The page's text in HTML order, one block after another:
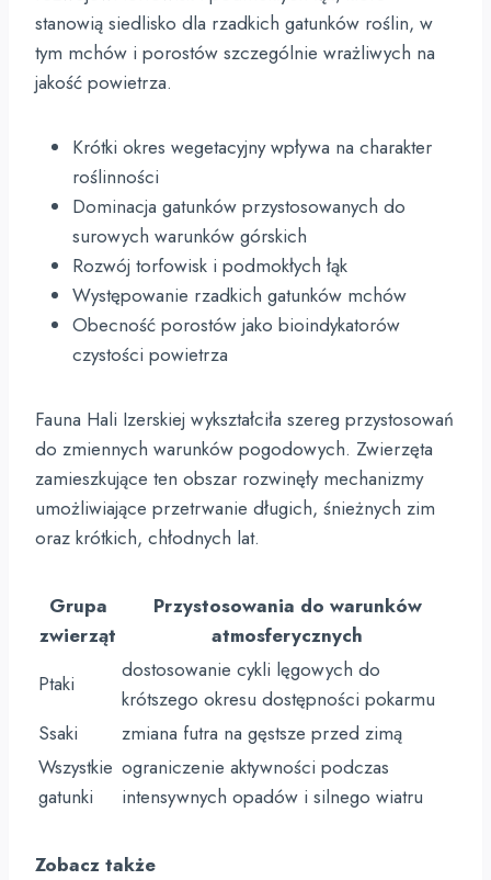
stanowią siedlisko dla rzadkich gatunków roślin, w
tym mchów i porostów szczególnie wrażliwych na
jakość powietrza.
Krótki okres wegetacyjny wpływa na charakter
roślinności
Dominacja gatunków przystosowanych do
surowych warunków górskich
Rozwój torfowisk i podmokłych łąk
Występowanie rzadkich gatunków mchów
Obecność porostów jako bioindykatorów
czystości powietrza
Fauna Hali Izerskiej wykształciła szereg przystosowań
do zmiennych warunków pogodowych. Zwierzęta
zamieszkujące ten obszar rozwinęły mechanizmy
umożliwiające przetrwanie długich, śnieżnych zim
oraz krótkich, chłodnych lat.
Grupa
zwierząt
Przystosowania do warunków
atmosferycznych
Ptaki
dostosowanie cykli lęgowych do
krótszego okresu dostępności pokarmu
Ssaki
zmiana futra na gęstsze przed zimą
Wszystkie
gatunki
ograniczenie aktywności podczas
intensywnych opadów i silnego wiatru
Zobacz także